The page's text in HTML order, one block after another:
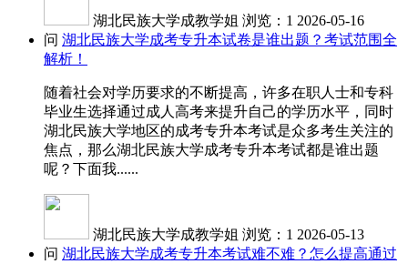
湖北民族大学成教学姐 浏览：1 2026-05-16
问 湖北民族大学成考专升本试卷是谁出题？考试范围全
解析！
随着社会对学历要求的不断提高，许多在职人士和专科
毕业生选择通过成人高考来提升自己的学历水平，同时
湖北民族大学地区的成考专升本考试是众多考生关注的
焦点，那么湖北民族大学成考专升本考试都是谁出题
呢？下面我......
湖北民族大学成教学姐 浏览：1 2026-05-13
问 湖北民族大学成考专升本考试难不难？怎么提高通过